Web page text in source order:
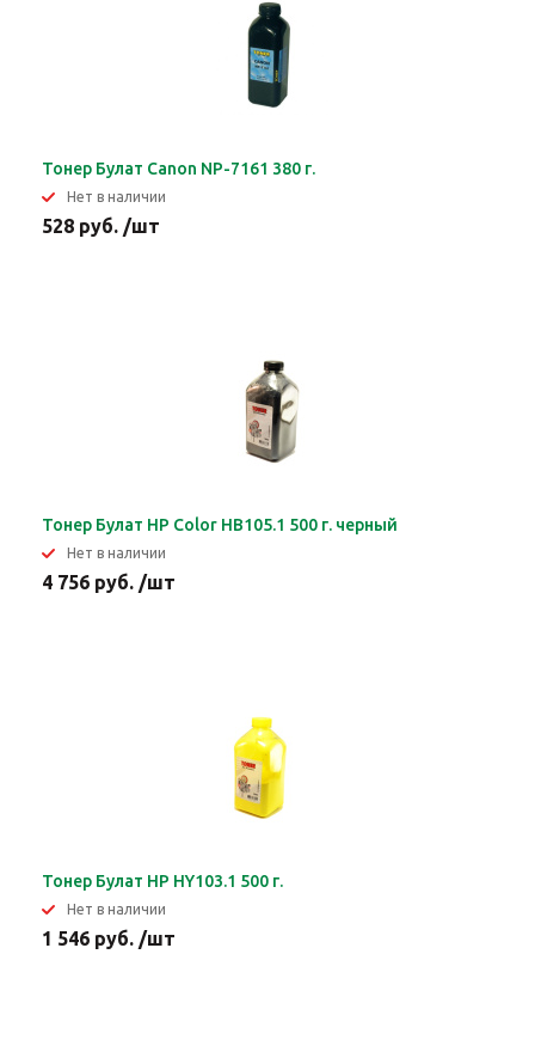
Тонер Булат Canon NP-7161 380 г.
Нет в наличии
528 руб. /шт
Тонер Булат HP Color HB105.1 500 г. черный
Нет в наличии
4 756 руб. /шт
Тонер Булат HP HY103.1 500 г.
Нет в наличии
1 546 руб. /шт